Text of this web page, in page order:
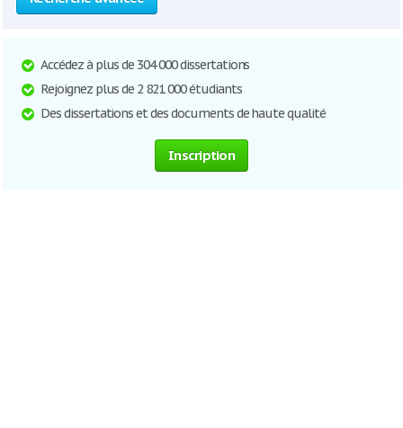
Accédez à plus de 304 000 dissertations
Rejoignez plus de 2 821 000 étudiants
Des dissertations et des documents de haute qualité
Inscription